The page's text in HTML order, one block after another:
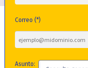
Correo (*)
Asunto: